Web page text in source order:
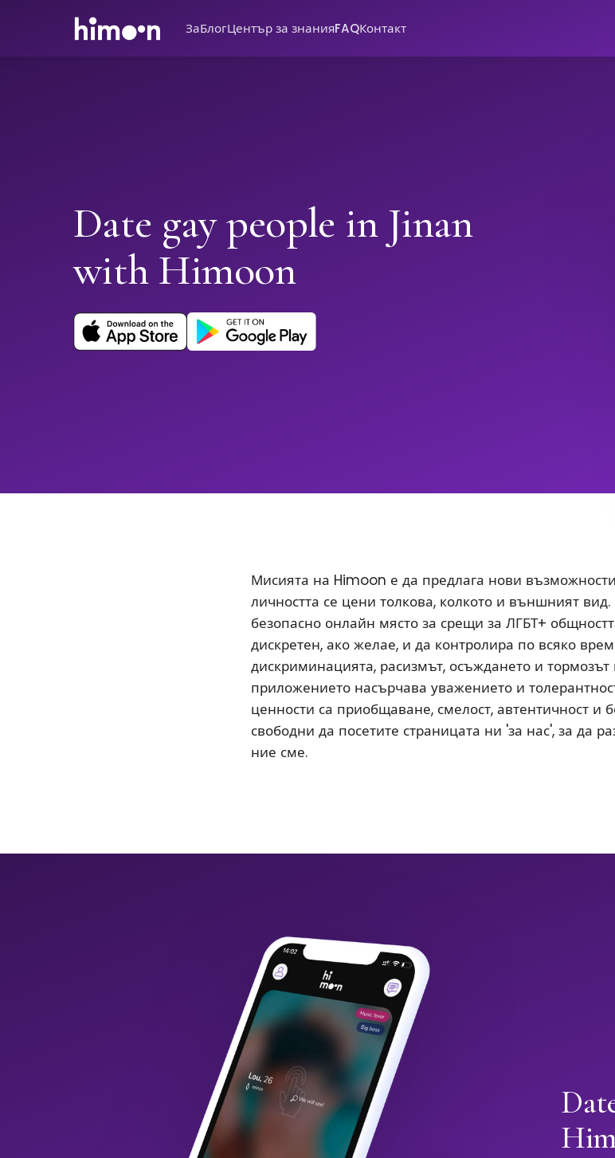
ЗаБлогЦентър за знанияFAQКонтакт
Date gay people in Jinan
with Himoon
Мисията на Himoon е да предлага нови
личността се цени толкова, колкото и външният
безопасно онлайн място за срещи за ЛГБТ+
дискретен, ако желае, и да контролира по всяко
дискриминацията, расизмът, осъждането и
приложението насърчава уважението и
ценности са приобщаване, смелост, автентичност и
свободни да посетите страницата ни 'за нас', за да
ние сме.